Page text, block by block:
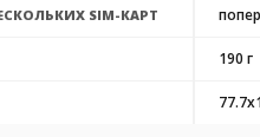
SIM-КАРТ
190 г